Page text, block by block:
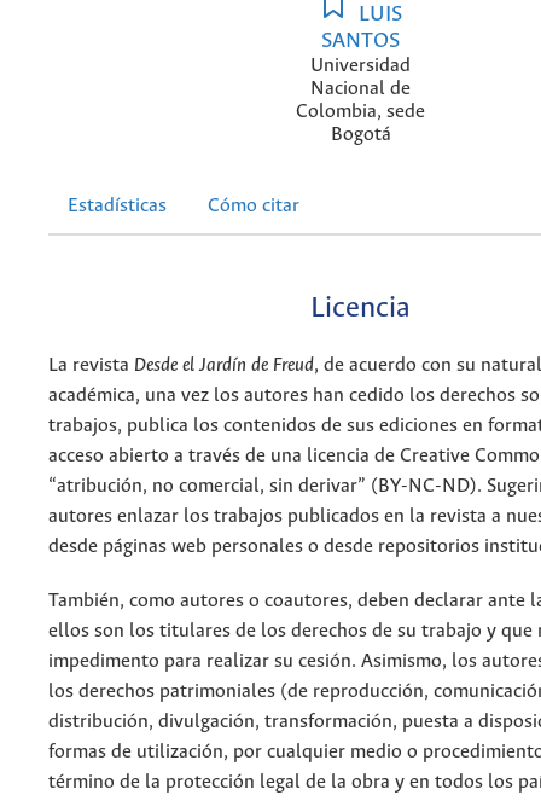
LUIS
SANTOS
Universidad
Nacional de
Colombia, sede
Bogotá
Estadísticas Cómo citar
Licencia
La revista Desde el Jardín de Freud, de acuerdo con su
académica, una vez los autores han cedido los derechos
trabajos, publica los contenidos de sus ediciones en
acceso abierto a través de una licencia de Creative
“atribución, no comercial, sin derivar” (BY-NC-ND).
autores enlazar los trabajos publicados en la revista a
desde páginas web personales o desde repositorios
También, como autores o coautores, deben declarar ante
ellos son los titulares de los derechos de su trabajo y que
impedimento para realizar su cesión. Asimismo, los
los derechos patrimoniales (de reproducción,
distribución, divulgación, transformación, puesta a
formas de utilización, por cualquier medio o
término de la protección legal de la obra y en todos los